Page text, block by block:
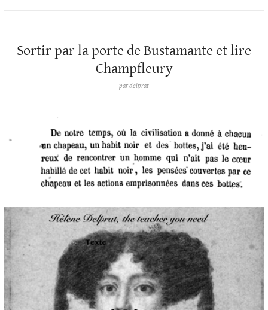
Sortir par la porte de Bustamante et lire
Champfleury
pardelprat